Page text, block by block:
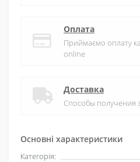
Основні характеристики
Категорія:
Оплата
Приймаємо оплату
online
Доставка
Способы получения